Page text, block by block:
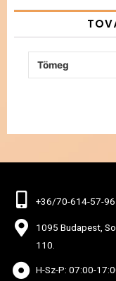
Tömeg
+36/70-614-57-96
1095 Budapest,
110.
H-Sz-P: 07:00-